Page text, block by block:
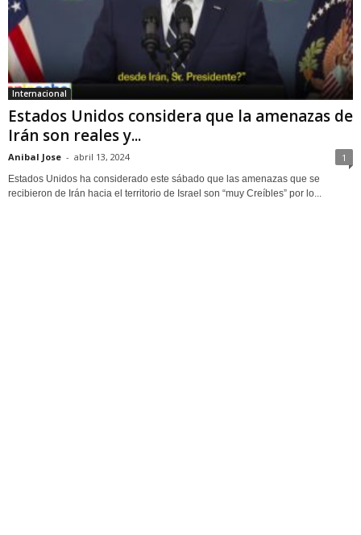
Internacional
Estados Unidos considera que la amenazas de
Irán son reales y...
Anibal Jose - abril 13, 2024 1
Estados Unidos ha considerado este sábado que las amenazas que se
recibieron de Irán hacia el territorio de Israel son “muy Creíbles” por lo...